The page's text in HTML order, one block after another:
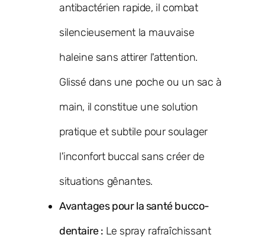
antibactérien rapide, il combat
silencieusement la mauvaise
haleine sans attirer l'attention.
Glissé dans une poche ou un sac à
main, il constitue une solution
pratique et subtile pour soulager
l'inconfort buccal sans créer de
situations gênantes.
Avantages pour la santé bucco-
dentaire : Le spray rafraîchissant